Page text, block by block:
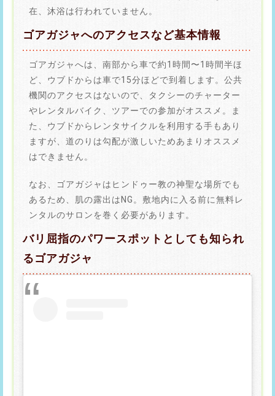
在、沐浴は行われていません。
ゴアガジャへのアクセスなど基本情報
ゴアガジャへは、南部から車で約1時間〜1時間半ほ
ど、ウブドからは車で15分ほどで到着します。公共
機関のアクセスはないので、タクシーのチャーター
やレンタルバイク、ツアーでの参加がオススメ。ま
た、ウブドからレンタサイクルを利用する手もあり
ますが、道のりは勾配が激しいためあまりオススメ
はできません。
なお、ゴアガジャはヒンドゥー教の神聖な場所でも
あるため、肌の露出はNG。敷地内に入る前に無料レ
ンタルのサロンを巻く必要があります。
バリ屈指のパワースポットとしても知られ
るゴアガジャ